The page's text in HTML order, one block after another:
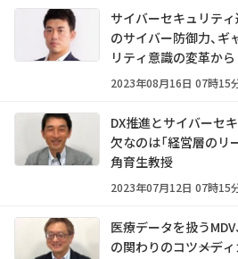
サイバーセキュリティ
のサイバー防御力、
リティ意識の変革から
2023年08月16日 07時15
DX推進とサイバーセ
欠なのは「経営層のリ
角育生教授
2023年07月12日 07時15
医療データを扱う
の関わりのコツ――メデ